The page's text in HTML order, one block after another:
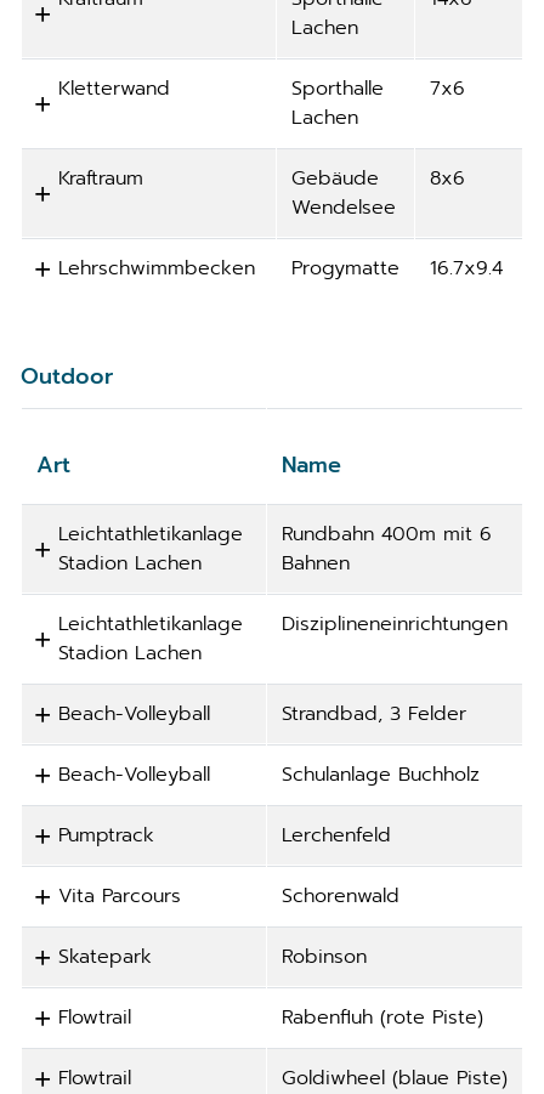
Lachen
Kletterwand
Sporthalle
Lachen
7x6
Kraftraum
Gebäude
Wendelsee
8x6
Lehrschwimmbecken Progymatte 16.7x9.4
Outdoor
Art Name
Leichtathletikanlage
Stadion Lachen
Rundbahn 400m mit 6
Bahnen
Leichtathletikanlage
Stadion Lachen
Disziplineneinrichtungen
Beach-Volleyball Strandbad, 3 Felder
Beach-Volleyball Schulanlage Buchholz
Pumptrack Lerchenfeld
Vita Parcours Schorenwald
Skatepark Robinson
Flowtrail Rabenfluh (rote Piste)
Flowtrail Goldiwheel (blaue Piste)